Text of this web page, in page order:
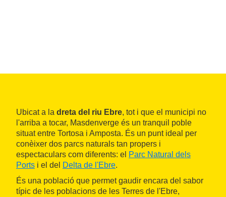
Ubicat a la dreta del riu Ebre, tot i que el municipi no
l'arriba a tocar, Masdenverge és un tranquil poble
situat entre Tortosa i Amposta. És un punt ideal per
conèixer dos parcs naturals tan propers i
espectaculars com diferents: el Parc Natural dels
Ports i el del Delta de l'Ebre.
És una població que permet gaudir encara del sabor
típic de les poblacions de les Terres de l'Ebre,